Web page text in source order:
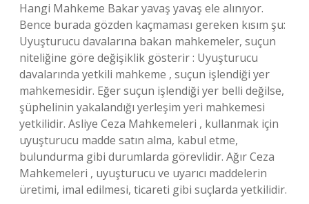
Hangi Mahkeme Bakar yavaş yavaş ele alınıyor.
Bence burada gözden kaçmaması gereken kısım şu:
Uyuşturucu davalarına bakan mahkemeler, suçun
niteliğine göre değişiklik gösterir : Uyuşturucu
davalarında yetkili mahkeme , suçun işlendiği yer
mahkemesidir. Eğer suçun işlendiği yer belli değilse,
şüphelinin yakalandığı yerleşim yeri mahkemesi
yetkilidir. Asliye Ceza Mahkemeleri , kullanmak için
uyuşturucu madde satın alma, kabul etme,
bulundurma gibi durumlarda görevlidir. Ağır Ceza
Mahkemeleri , uyuşturucu ve uyarıcı maddelerin
üretimi, imal edilmesi, ticareti gibi suçlarda yetkilidir.